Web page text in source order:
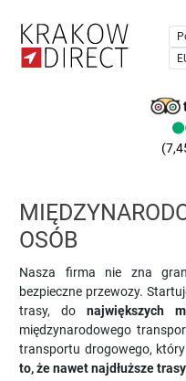
OSÓB
Nasza firma nie zna
bezpieczne przewozy.
trasy, do największych
międzynarodowego
transportu drogowego,
to, że nawet najdłuższe